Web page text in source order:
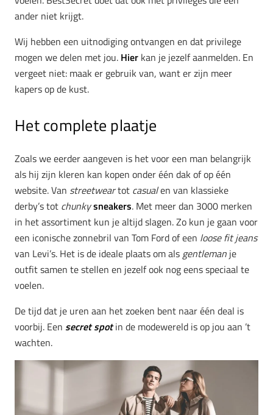
ander niet krijgt.
Wij hebben een uitnodiging ontvangen en dat privilege
mogen we delen met jou. Hier kan je jezelf aanmelden. En
vergeet niet: maak er gebruik van, want er zijn meer
kapers op de kust.
Het complete plaatje
Zoals we eerder aangeven is het voor een man belangrijk
als hij zijn kleren kan kopen onder één dak of op één
website. Van streetweartot casualen van klassieke
derby’s tot chunkysneakers. Met meer dan 3000 merken
in het assortiment kun je altijd slagen. Zo kun je gaan voor
een iconische zonnebril van Tom Ford of een loose fit jeans
van Levi’s. Het is de ideale plaats om als gentleman je
outfit samen te stellen en jezelf ook nog eens speciaal te
voelen.
De tijd dat je uren aan het zoeken bent naar één deal is
voorbij. Een secret spotin de modewereld is op jou aan ’t
wachten.